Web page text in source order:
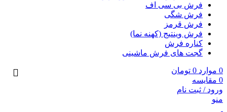
فرش بی سی اف
فرش شگی
فرش قرمز
فرش وینتیج (کهنه نما)
کناره فرش
گجت های فرش ماشینی
0 موارد 0 تومان
0 مقایسه
ورود / ثبت نام
منو